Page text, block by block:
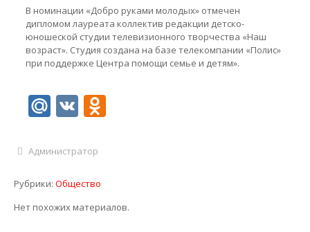
В номинации «Добро руками молодых» отмечен
дипломом лауреата коллектив редакции детско-
юношеской студии телевизионного творчества «Наш
возраст». Студия создана на базе телекомпании «Полис»
при поддержке Центра помощи семье и детям».
Mail.Ru
VKOdnoklassniki
Администратор
Рубрики: Общество
Нет похожих материалов.